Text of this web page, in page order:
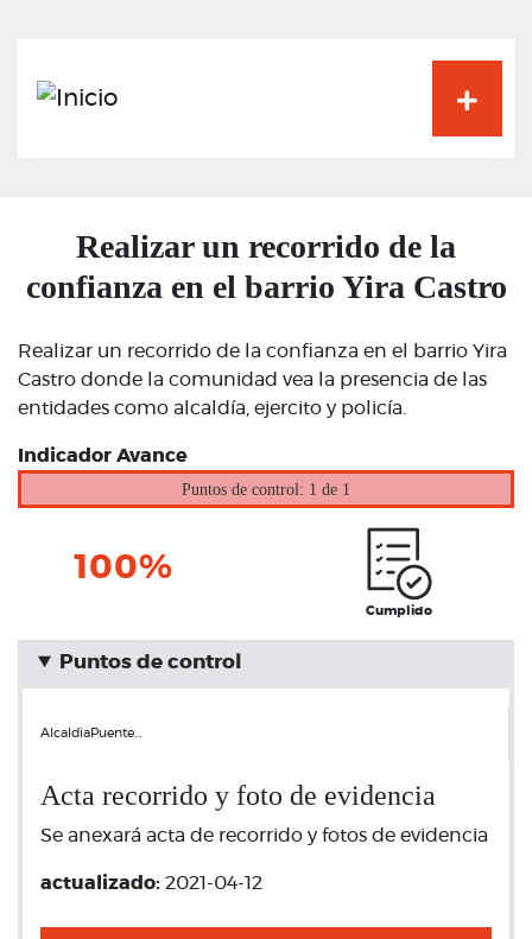
Realizar un recorrido de la
confianza en el barrio Yira Castro
Realizar un recorrido de la confianza en el barrio Yira
Castro donde la comunidad vea la presencia de las
entidades como alcaldía, ejercito y policía.
Indicador Avance
Puntos de control: 1 de 1
100%
Cumplido
Puntos de control
AlcaldiaPuente…
Acta recorrido y foto de evidencia
Se anexará acta de recorrido y fotos de evidencia
actualizado: 2021-04-12